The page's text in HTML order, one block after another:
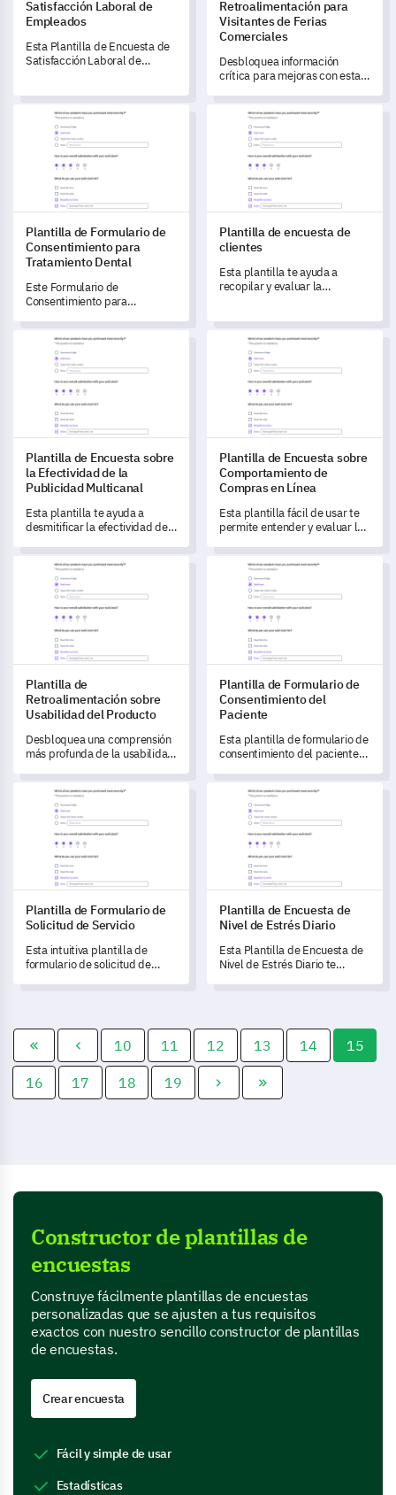
Satisfacción Laboral de
Empleados
Esta Plantilla de Encuesta de
Satisfacción Laboral de
niveles de satisfacción de tu
equipo.
Retroalimentación para
Visitantes de Ferias
Comerciales
Desbloquea información
crítica para mejoras con esta
para visitantes de ferias
comerciales.
Plantilla de Formulario de Consentimiento para Tratamiento
Plantilla de Formulario de
Consentimiento para
Tratamiento Dental
Este Formulario de
Consentimiento para
capturar datos cruciales,
entender la historia de su
paciente y obtener su
consentimiento para los
tratamientos.
Plantilla de encuesta de
Plantilla de encuesta de
clientes
Esta plantilla te ayuda a
recopilar y evaluar la
en productos y servicios.
Plantilla de Encuesta sobre la Efectividad de la Publicidad
Plantilla de Encuesta sobre
la Efectividad de la
Publicidad Multicanal
Esta plantilla te ayuda a
desmitificar la efectividad de
multicanal.
Plantilla de Encuesta sobre
Plantilla de Encuesta sobre
Comportamiento de
Compras en Línea
Esta plantilla fácil de usar te
permite entender y evaluar los
preferencias de compra en
línea de tus clientes.
Plantilla de Retroalimentación sobre Usabilidad del Producto
Plantilla de
Retroalimentación sobre
Usabilidad del Producto
Desbloquea una comprensión
más profunda de la usabilidad
completa plantilla de
retroalimentación.
Plantilla de Formulario de
Plantilla de Formulario de
Consentimiento del
Paciente
Esta plantilla de formulario de
consentimiento del paciente
sencilla el consentimiento
crucial de los pacientes para
la investigación en salud,
impulsando la recopilación de
datos y fomentando la
transparencia.
Plantilla de Formulario de Solicitud de Servicio
Plantilla de Formulario de
Solicitud de Servicio
Esta intuitiva plantilla de
formulario de solicitud de
Plantilla de Encuesta de
Plantilla de Encuesta de
Nivel de Estrés Diario
Esta Plantilla de Encuesta de
Nivel de Estrés Diario te
10 11 12 13 14 15
16 17 18 19
Constructor de plantillas de
encuestas
Construye fácilmente plantillas de encuestas
personalizadas que se ajusten a tus requisitos
exactos con nuestro sencillo constructor de plantillas
de encuestas.
Crear encuesta
Fácil y simple de usar
Estadísticas